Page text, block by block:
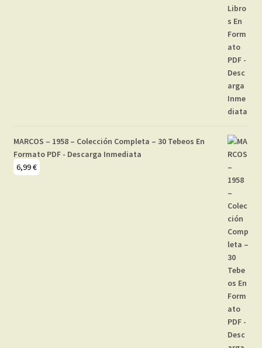
MARCOS – 1958 – Colección Completa – 30 Tebeos En
Formato PDF - Descarga Inmediata
6,99€